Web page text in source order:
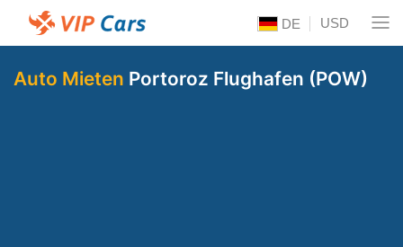
DE USD
Auto Mieten Portoroz Flughafen (POW)